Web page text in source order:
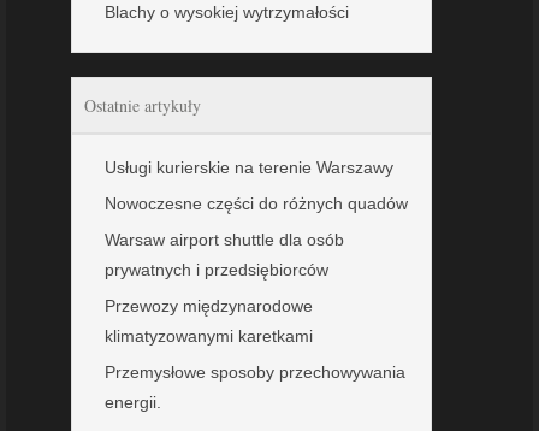
Blachy o wysokiej wytrzymałości
Ostatnie artykuły
Usługi kurierskie na terenie Warszawy
Nowoczesne części do różnych quadów
Warsaw airport shuttle dla osób
prywatnych i przedsiębiorców
Przewozy międzynarodowe
klimatyzowanymi karetkami
Przemysłowe sposoby przechowywania
energii.